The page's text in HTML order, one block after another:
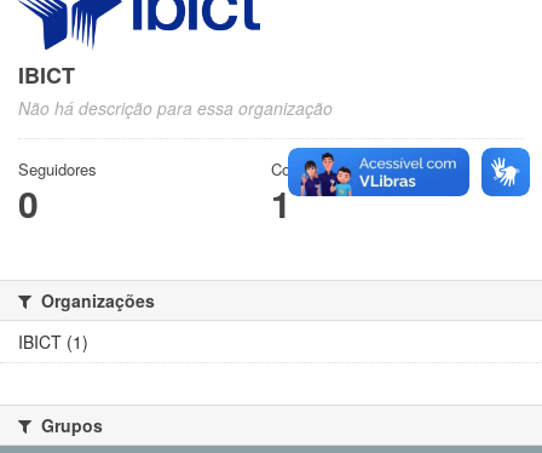
IBICT
Não há descrição para essa organização
Seguidores
0
Conjuntos de dados
1
Organizações
IBICT (1)
Grupos